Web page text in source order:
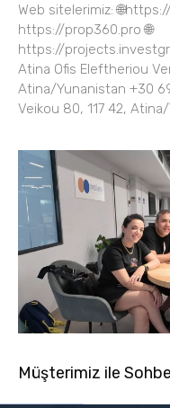
Web sitelerimiz:
https://prop360.pro 🌐
https://
Atina Ofis Eleftheriou
Atina/Yunanistan +30
Veikou 80, 117 42,
Müşterimiz ile